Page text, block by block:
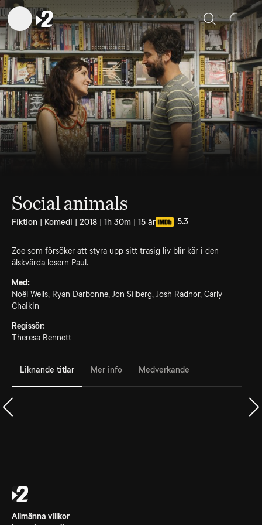
Sök
Social animals
Fiktion | Komedi | 2018 | 1h 30m | 15 år 5.3
Zoe som försöker att styra upp sitt trasig liv blir kär i den
älskvärda losern Paul.
Med:
Noël Wells, Ryan Darbonne, Jon Silberg, Josh Radnor, Carly
Chaikin
Regissör:
Theresa Bennett
Liknande titlar Mer info Medverkande
Allmänna villkor